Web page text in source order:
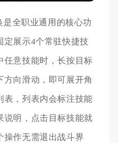
全职业通用的核心功
定展示4个常驻快捷技
任意技能时，长按目标
向滑动，即可展开角
表，列表内会标注技能
说明，点击目标技能就
操作无需退出战斗界